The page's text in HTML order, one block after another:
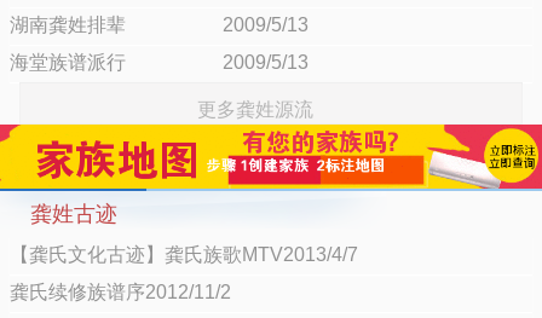
湖南龚姓排辈 2009/5/13
海堂族谱派行 2009/5/13
更多龚姓源流
龚姓古迹
【龚氏文化古迹】龚氏族歌MTV2013/4/7
龚氏续修族谱序2012/11/2